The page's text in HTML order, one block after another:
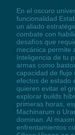
En el oscuro
funcionalidad
un aliado
combate con
desafíos que
mecánica permite
Inteligencia de tu
armas como
capacidad de flujo
efectos de estado
quieren evitar el
explorar builds
primeras horas,
Machinarum o
dominan. Al
enfrentamientos